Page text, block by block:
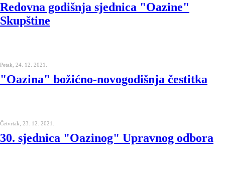
Redovna godišnja sjednica "Oazine"
Skupštine
Petak, 24. 12. 2021.
"Oazina" božićno-novogodišnja čestitka
Četvrtak, 23. 12. 2021.
30. sjednica "Oazinog" Upravnog odbora